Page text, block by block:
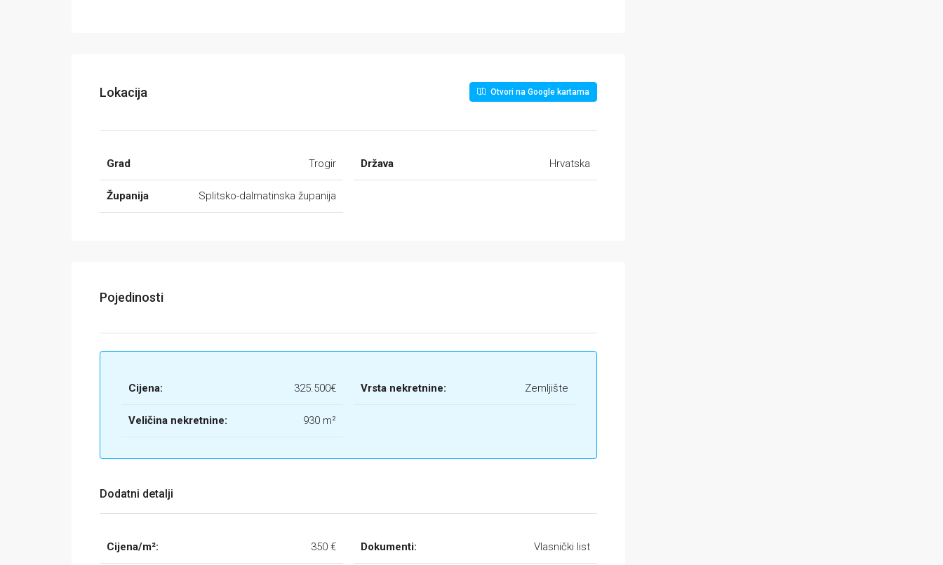
Lokacija Otvori na Google kartama
Grad Trogir
Županija Splitsko-dalmatinska županija
Država Hrvatska
Pojedinosti
Cijena: 325.500€
Veličina nekretnine: 930 m²
Vrsta nekretnine: Zemljište
Dodatni detalji
Cijena/m²: 350 € Dokumenti: Vlasnički list